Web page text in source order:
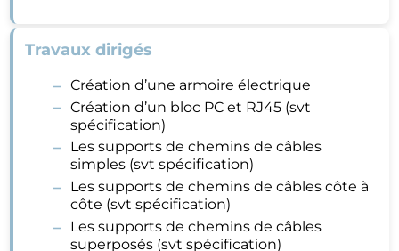
Travaux dirigés
Création d’une armoire électrique
Création d’un bloc PC et RJ45 (svt
spécification)
Les supports de chemins de câbles
simples (svt spécification)
Les supports de chemins de câbles côte à
côte (svt spécification)
Les supports de chemins de câbles
superposés (svt spécification)